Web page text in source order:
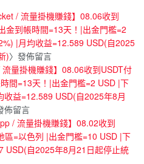
/ 流量掛機賺錢】08.06收到
金到帳時間=13天！|出金門檻=2
|月均收益=12.589 USD(自2025
)〉發佈留言
流量掛機賺錢】08.06收到USDT付
間=13天！|出金門檻=2 USD |下
益=12.589 USD(自2025年8月
佈留言
/ 流量掛機賺錢】08.02收到
區=以色列 |出金門檻=10 USD |下
USD(自2025年8月21日起停止統